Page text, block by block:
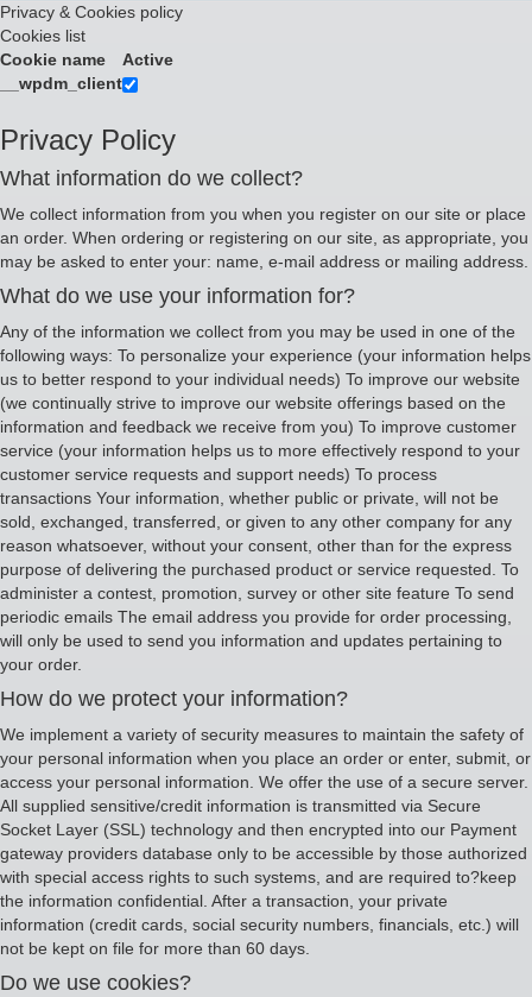
Privacy & Cookies policy
Cookies list
Cookie name
Active
__wpdm_client
Privacy Policy
What information do we collect?
We collect information from you when you register on our site or place
an order. When ordering or registering on our site, as appropriate, you
may be asked to enter your: name, e-mail address or mailing address.
What do we use your information for?
Any of the information we collect from you may be used in one of the
following ways: To personalize your experience (your information helps
us to better respond to your individual needs) To improve our website
(we continually strive to improve our website offerings based on the
information and feedback we receive from you) To improve customer
service (your information helps us to more effectively respond to your
customer service requests and support needs) To process
transactions Your information, whether public or private, will not be
sold, exchanged, transferred, or given to any other company for any
reason whatsoever, without your consent, other than for the express
purpose of delivering the purchased product or service requested. To
administer a contest, promotion, survey or other site feature To send
periodic emails The email address you provide for order processing,
will only be used to send you information and updates pertaining to
your order.
How do we protect your information?
We implement a variety of security measures to maintain the safety of
your personal information when you place an order or enter, submit, or
access your personal information. We offer the use of a secure server.
All supplied sensitive/credit information is transmitted via Secure
Socket Layer (SSL) technology and then encrypted into our Payment
gateway providers database only to be accessible by those authorized
with special access rights to such systems, and are required to?keep
the information confidential. After a transaction, your private
information (credit cards, social security numbers, financials, etc.) will
not be kept on file for more than 60 days.
Do we use cookies?